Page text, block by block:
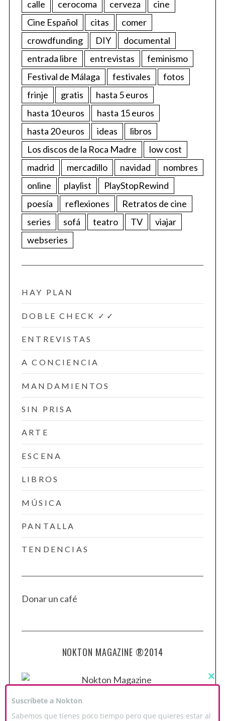
calle
cerocoma cerveza
cine
Cine Español
citas
comer
crowdfunding
DIY
documental
entrada libre
entrevistas
feminismo
Festival de Málaga
festivales
fotos
frinje
gratis
hasta 5 euros
hasta 10 euros
hasta 15 euros
hasta 20 euros
ideas
libros
Los discos de la Roca Madre
low cost
madrid
mercadillo navidad
nombres
online
playlist
PlayStopRewind
poesía
reflexiones
Retratos de cine
series
sofá teatro TV
viajar
webseries
HAY PLAN
DOBLE CHECK ✓✓
ENTREVISTAS
A CONCIENCIA
MANDAMIENTOS
SIN PRISA
ARTE
ESCENA
LIBROS
MÚSICA
PANTALLA
TENDENCIAS
Donar un café
NOKTON MAGAZINE ®2014
Suscríbete a Nokton
Sabemos que tienes poco tiempo pero que quieres estar al